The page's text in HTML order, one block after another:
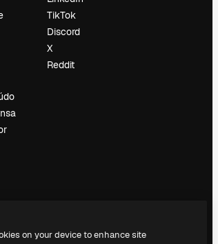
TikTok
Discord
X
Reddit
on your device to enhance site